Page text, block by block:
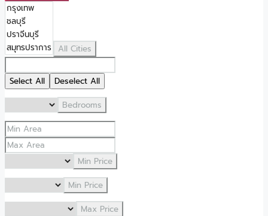
All Cities
Select All
Deselect All
Bedrooms
Min Price
Min Price
Max Price